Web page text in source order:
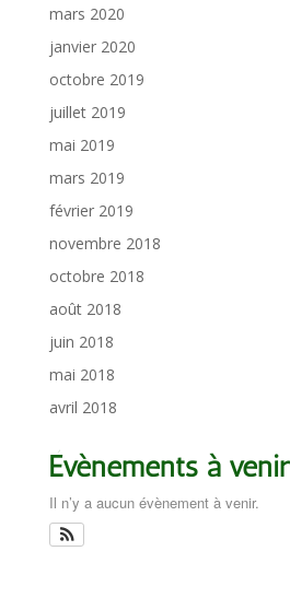
mars 2020
janvier 2020
octobre 2019
juillet 2019
mai 2019
mars 2019
février 2019
novembre 2018
octobre 2018
août 2018
juin 2018
mai 2018
avril 2018
Évènements à venir
Il n’y a aucun évènement à venir.